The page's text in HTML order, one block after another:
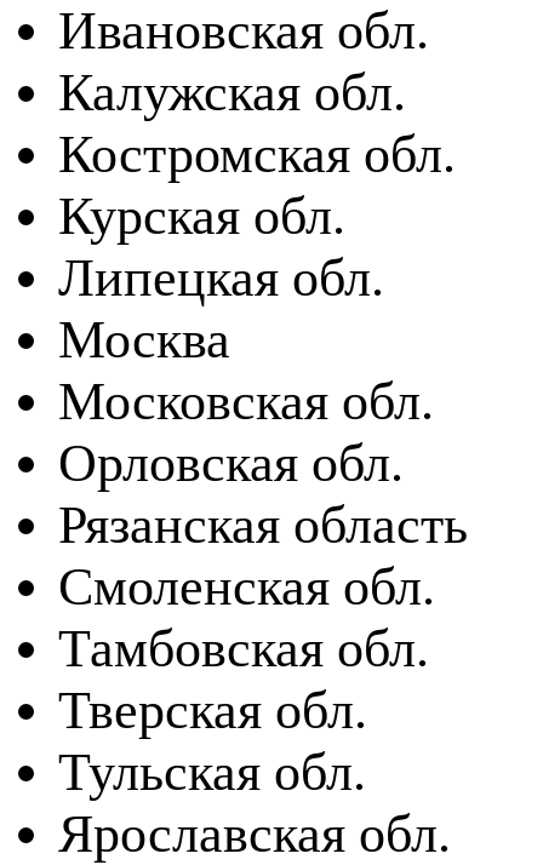
Ивановская обл.
Калужская обл.
Костромская обл.
Курская обл.
Липецкая обл.
Москва
Московская обл.
Орловская обл.
Рязанская область
Смоленская обл.
Тамбовская обл.
Тверская обл.
Тульская обл.
Ярославская обл.